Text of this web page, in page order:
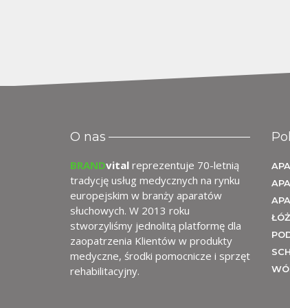
O nas
BRANDvital reprezentuje 70-letnią
tradycję usług medycznych na rynku
europejskim w branży aparatów
słuchowych. W 2013 roku
stworzyliśmy jednolitą platformę dla
zaopatrzenia Klientów w produkty
medyczne, środki pomocnicze i sprzęt
rehabilitacyjny.